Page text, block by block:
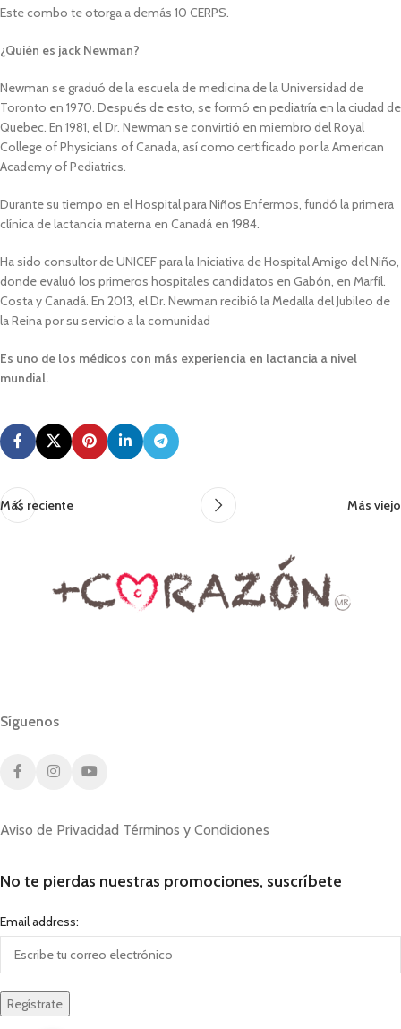
Este combo te otorga a demás 10 CERPS.
¿Quién es jack Newman?
Newman se graduó de la escuela de medicina de la Universidad de
Toronto en 1970. Después de esto, se formó en pediatría en la ciudad de
Quebec. En 1981, el Dr. Newman se convirtió en miembro del Royal
College of Physicians of Canada, así como certificado por la American
Academy of Pediatrics.
Durante su tiempo en el Hospital para Niños Enfermos, fundó la primera
clínica de lactancia materna en Canadá en 1984.
Ha sido consultor de UNICEF para la Iniciativa de Hospital Amigo del Niño,
donde evaluó los primeros hospitales candidatos en Gabón, en Marfil.
Costa y Canadá. En 2013, el Dr. Newman recibió la Medalla del Jubileo de
la Reina por su servicio a la comunidad
Es uno de los médicos con más experiencia en lactancia a nivel
mundial.
Más reciente Más viejo
Síguenos
Aviso de Privacidad Términos y Condiciones
No te pierdas nuestras promociones, suscríbete
Email address: